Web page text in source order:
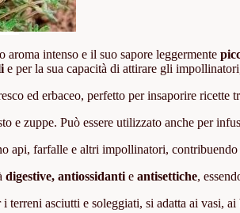
aroma intenso e il suo sapore leggermente
e per la sua capacità di attirare gli
ed erbaceo, perfetto per insaporire ricette
e zuppe. Può essere utilizzato anche per
farfalle e altri impollinatori, contribuendo
digestive, antiossidanti eantisettiche,
i terreni asciutti e soleggiati, si adatta ai vasi,